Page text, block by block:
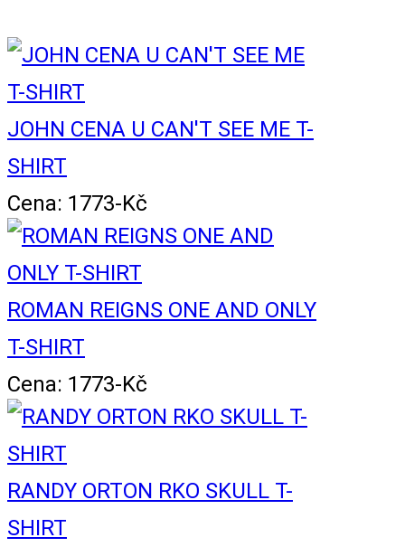
JOHN CENA U CAN'T SEE ME T-
SHIRT
Cena: 1773-Kč
ROMAN REIGNS ONE AND ONLY
T-SHIRT
Cena: 1773-Kč
RANDY ORTON RKO SKULL T-
SHIRT